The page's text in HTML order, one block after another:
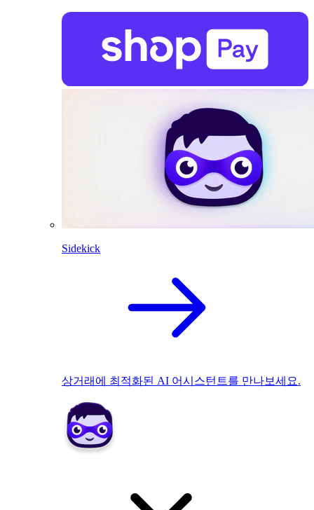
Sidekick
상거래에 최적화된 AI 어시스턴트를 만나보세요.